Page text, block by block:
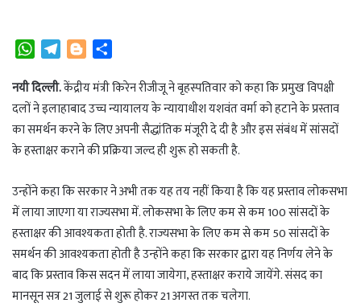
W
a
t
s
A
p
T
l
e
g
r
m
B
o
g
g
e
a
r
e
नयी दिल्ली.केंद्रीय मंत्री किरेन रीजीजू ने बृहस्पतिवार को कहा कि प्रमुख विपक्षी
दलों ने इलाहाबाद उच्च न्यायालय के न्यायाधीश यशवंत वर्मा को हटाने के प्रस्ताव
का समर्थन करने के लिए अपनी सैद्धांतिक मंजूरी दे दी है और इस संबंध में सांसदों
के हस्ताक्षर कराने की प्रक्रिया जल्द ही शुरू हो सकती है.
उन्होंने कहा कि सरकार ने अभी तक यह तय नहीं किया है कि यह प्रस्ताव लोकसभा
में लाया जाएगा या राज्यसभा में. लोकसभा के लिए कम से कम 100 सांसदों के
हस्ताक्षर की आवश्यकता होती है. राज्यसभा के लिए कम से कम 50 सांसदों के
समर्थन की आवश्यकता होती है उन्होंने कहा कि सरकार द्वारा यह निर्णय लेने के
बाद कि प्रस्ताव किस सदन में लाया जायेगा, हस्ताक्षर कराये जायेंगे. संसद का
मानसून सत्र 21 जुलाई से शुरू होकर 21 अगस्त तक चलेगा.